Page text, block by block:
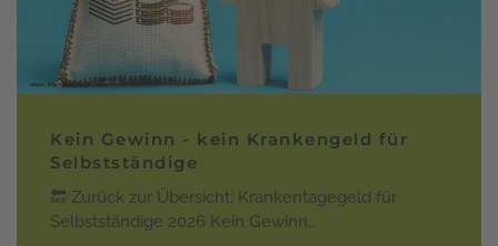
Kein Gewinn - kein Krankengeld für
Selbstständige
🔙 Zurück zur Übersicht: Krankentagegeld für
Selbstständige 2026 Kein Gewinn…